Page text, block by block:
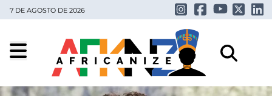
7 DE AGOSTO DE 2026